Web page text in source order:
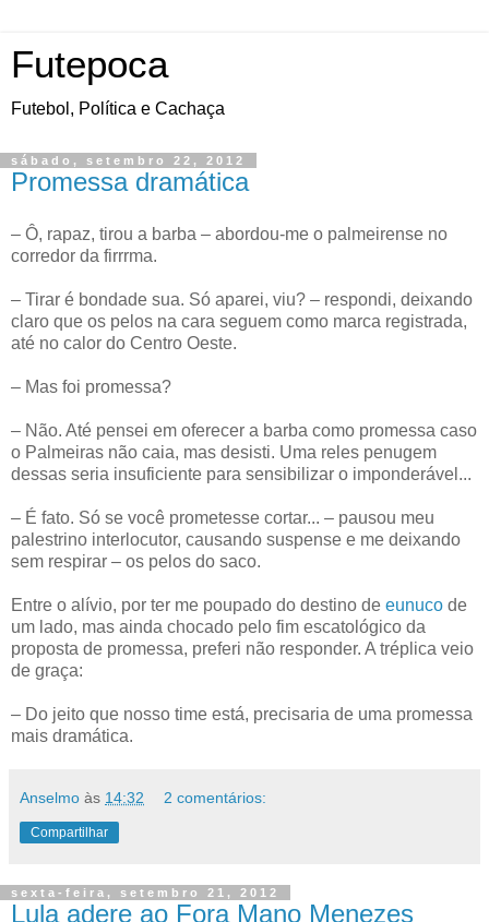
Futepoca
Futebol, Política e Cachaça
sábado, setembro 22, 2012
Promessa dramática
– Ô, rapaz, tirou a barba – abordou-me o palmeirense no
corredor da firrrma.
– Tirar é bondade sua. Só aparei, viu? – respondi, deixando
claro que os pelos na cara seguem como marca registrada,
até no calor do Centro Oeste.
– Mas foi promessa?
– Não. Até pensei em oferecer a barba como promessa caso
o Palmeiras não caia, mas desisti. Uma reles penugem
dessas seria insuficiente para sensibilizar o imponderável...
– É fato. Só se você prometesse cortar... – pausou meu
palestrino interlocutor, causando suspense e me deixando
sem respirar – os pelos do saco.
Entre o alívio, por ter me poupado do destino de eunuco de
um lado, mas ainda chocado pelo fim escatológico da
proposta de promessa, preferi não responder. A tréplica veio
de graça:
– Do jeito que nosso time está, precisaria de uma promessa
mais dramática.
Anselmo às 14:32 2 comentários:
Compartilhar
sexta-feira, setembro 21, 2012
Lula adere ao Fora Mano Menezes